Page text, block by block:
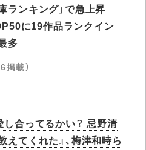
ランキング」で急上昇​
に19作品ランクイン
多
載）
し合ってるかい？ 忌野清
えてくれた』、梅津和時ら